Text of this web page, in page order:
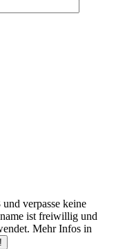
verpasse keine
ist freiwillig und
Mehr Infos in